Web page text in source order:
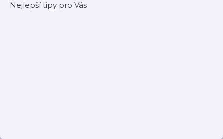
Nejlepší tipy pro Vás